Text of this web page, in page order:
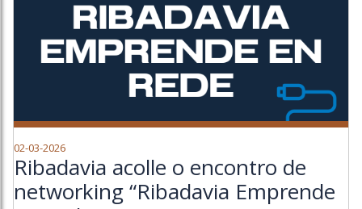
02-03-2026
Ribadavia acolle o encontro de
networking “Ribadavia Emprende